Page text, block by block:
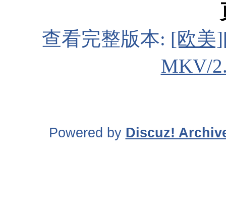
查看完整版本: [欧美
MKV/
Powered by Discuz!